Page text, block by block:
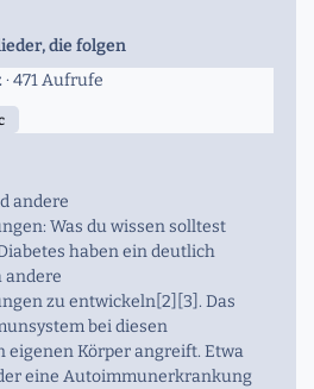
die folgen
· 471 Aufrufe
andere
Was du wissen solltest
haben ein deutlich
andere
zu entwickeln[2][3]. Das
bei diesen
eigenen Körper angreift. Etwa
eine Autoimmunerkrankung